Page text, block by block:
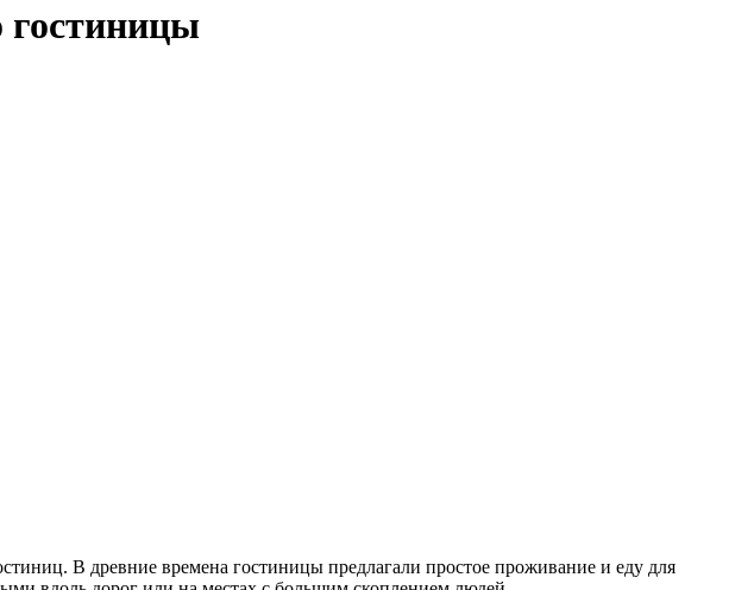
гостиницы
В древние времена гостиницы предлагали простое проживание и еду для